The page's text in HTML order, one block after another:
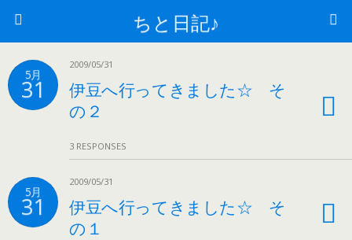
ちと日記♪
5月
31
2009/05/31
伊豆へ行ってきました☆ そ
の２
3 RESPONSES
5月
31
2009/05/31
伊豆へ行ってきました☆ そ
の１